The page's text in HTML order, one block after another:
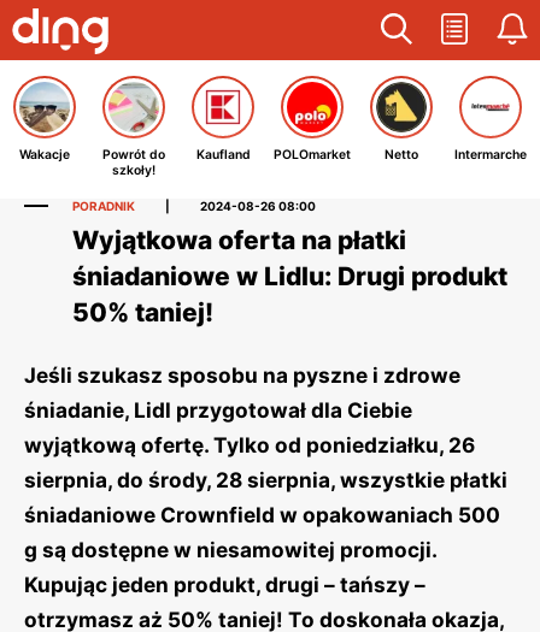
Wakacje
Powrót do
szkoły!
Kaufland POLOmarket Netto Intermarche
PORADNIK 2024-08-26 08:00
Wyjątkowa oferta na płatki
śniadaniowe w Lidlu: Drugi produkt
50% taniej!
Jeśli szukasz sposobu na pyszne i zdrowe
śniadanie, Lidl przygotował dla Ciebie
wyjątkową ofertę. Tylko od poniedziałku, 26
sierpnia, do środy, 28 sierpnia, wszystkie płatki
śniadaniowe Crownfield w opakowaniach 500
g są dostępne w niesamowitej promocji.
Kupując jeden produkt, drugi – tańszy –
otrzymasz aż 50% taniej! To doskonała okazja,